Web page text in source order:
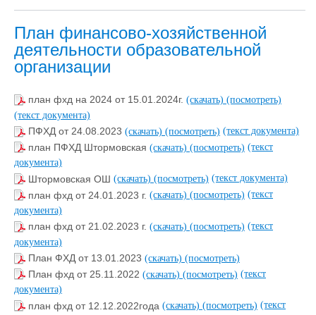
План финансово-хозяйственной
деятельности образовательной
организации
план фхд на 2024 от 15.01.2024г. (скачать) (посмотреть)
(текст документа)
ПФХД от 24.08.2023 (скачать) (посмотреть) (текст документа)
план ПФХД Штормовская (скачать) (посмотреть) (текст
документа)
Штормовская ОШ (скачать) (посмотреть) (текст документа)
план фхд от 24.01.2023 г. (скачать) (посмотреть) (текст
документа)
план фхд от 21.02.2023 г. (скачать) (посмотреть) (текст
документа)
План ФХД от 13.01.2023 (скачать) (посмотреть)
План фхд от 25.11.2022 (скачать) (посмотреть) (текст
документа)
план фхд от 12.12.2022года (скачать) (посмотреть) (текст